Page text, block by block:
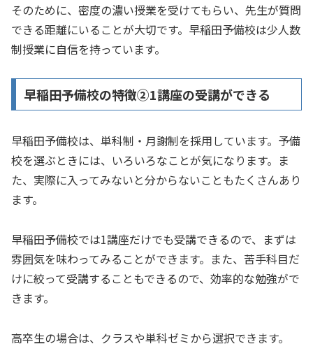
そのために、密度の濃い授業を受けてもらい、先生が質問
できる距離にいることが大切です。早稲田予備校は少人数
制授業に自信を持っています。
早稲田予備校の特徴②1講座の受講ができる
早稲田予備校は、単科制・月謝制を採用しています。予備
校を選ぶときには、いろいろなことが気になります。ま
た、実際に入ってみないと分からないこともたくさんあり
ます。
早稲田予備校では1講座だけでも受講できるので、まずは
雰囲気を味わってみることができます。また、苦手科目だ
けに絞って受講することもできるので、効率的な勉強がで
きます。
高卒生の場合は、クラスや単科ゼミから選択できます。